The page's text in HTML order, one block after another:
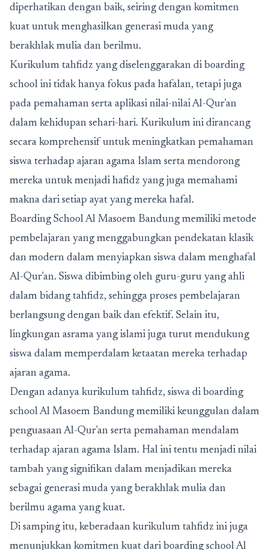
diperhatikan dengan baik, seiring dengan komitmen
kuat untuk menghasilkan generasi muda yang
berakhlak mulia dan berilmu.
Kurikulum tahfidz yang diselenggarakan di boarding
school ini tidak hanya fokus pada hafalan, tetapi juga
pada pemahaman serta aplikasi nilai-nilai Al-Qur'an
dalam kehidupan sehari-hari. Kurikulum ini dirancang
secara komprehensif untuk meningkatkan pemahaman
siswa terhadap ajaran agama Islam serta mendorong
mereka untuk menjadi hafidz yang juga memahami
makna dari setiap ayat yang mereka hafal.
Boarding School Al Masoem Bandung memiliki metode
pembelajaran yang menggabungkan pendekatan klasik
dan modern dalam menyiapkan siswa dalam menghafal
Al-Qur'an. Siswa dibimbing oleh guru-guru yang ahli
dalam bidang tahfidz, sehingga proses pembelajaran
berlangsung dengan baik dan efektif. Selain itu,
lingkungan asrama yang islami juga turut mendukung
siswa dalam memperdalam ketaatan mereka terhadap
ajaran agama.
Dengan adanya kurikulum tahfidz, siswa di boarding
school Al Masoem Bandung memiliki keunggulan dalam
penguasaan Al-Qur'an serta pemahaman mendalam
terhadap ajaran agama Islam. Hal ini tentu menjadi nilai
tambah yang signifikan dalam menjadikan mereka
sebagai generasi muda yang berakhlak mulia dan
berilmu agama yang kuat.
Di samping itu, keberadaan kurikulum tahfidz ini juga
menunjukkan komitmen kuat dari boarding school Al